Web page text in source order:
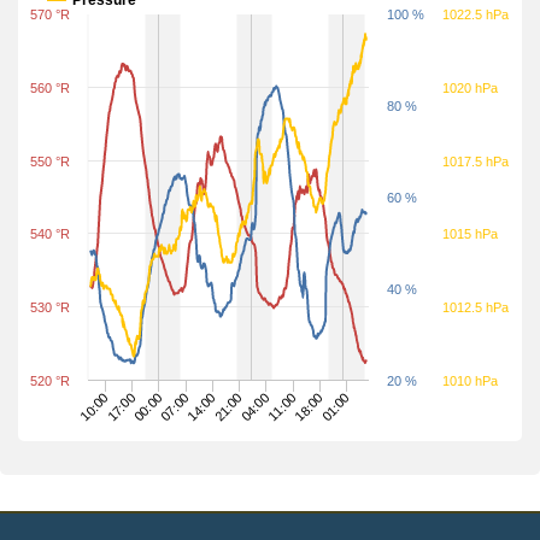
00:00 04:00
10:0017:00 07:0014:0021:00 11:0018:0001:00
520 °R
530 °R
540 °R
550 °R
560 °R
570 °R
20 %
40 %
60 %
80 %
100 %
1010 hPa
1012.5 hPa
1015 hPa
1017.5 hPa
1020 hPa
1022.5 hPa